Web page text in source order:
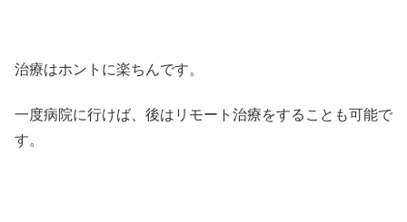
治療はホントに楽ちんです。
一度病院に行けば、後はリモート治療をすることも可能で
す。